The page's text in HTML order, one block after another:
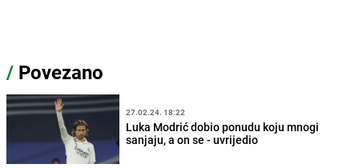
/ Povezano
27.02.24. 18:22
Luka Modrić dobio ponudu koju mnogi
sanjaju, a on se - uvrijedio